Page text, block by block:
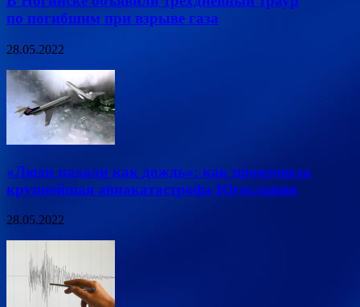
по погибшим при взрыве газа
28.05.2022
«Люди падали как дождь»: как произошла
крупнейшая авиакатастрофа Югославии
28.05.2022